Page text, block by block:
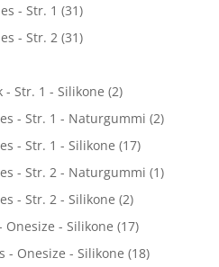
- Str. 1 (31)
- Str. 2 (31)
- Str. 1 - Silikone (2)
- Str. 1 - Naturgummi (2)
- Str. 1 - Silikone (17)
- Str. 2 - Naturgummi (1)
- Str. 2 - Silikone (2)
Onesize - Silikone (17)
- Onesize - Silikone (18)